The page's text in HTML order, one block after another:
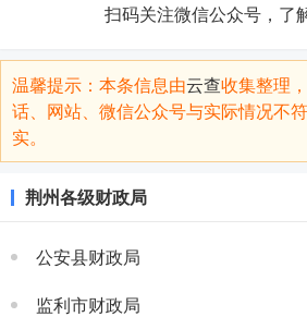
扫码关注微信公众号，了
温馨提示：本条信息由云查收集整理
话、网站、微信公众号与实际情况不
实。
荆州各级财政局
公安县财政局
监利市财政局